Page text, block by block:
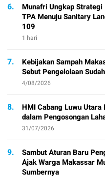
6.
Munafri Ungkap
TPA Menuju Sanitary
109
1 hari
7.
Kebijakan Sampah
Sebut Pengelolaan
4/08/2026
8.
HMI Cabang Luwu
dalam Pengosongan
31/07/2026
9.
Sambut Aturan Baru
Ajak Warga Makassar
Sumbernya